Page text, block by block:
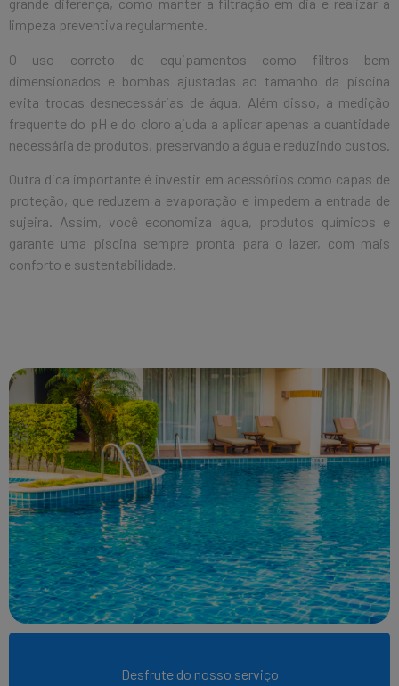
grande diferença, como manter a filtração em dia e realizar a
limpeza preventiva regularmente.
O uso correto de equipamentos como filtros bem
dimensionados e bombas ajustadas ao tamanho da piscina
evita trocas desnecessárias de água. Além disso, a medição
frequente do pH e do cloro ajuda a aplicar apenas a quantidade
necessária de produtos, preservando a água e reduzindo custos.
Outra dica importante é investir em acessórios como capas de
proteção, que reduzem a evaporação e impedem a entrada de
sujeira. Assim, você economiza água, produtos químicos e
garante uma piscina sempre pronta para o lazer, com mais
conforto e sustentabilidade.
Desfrute do nosso serviço